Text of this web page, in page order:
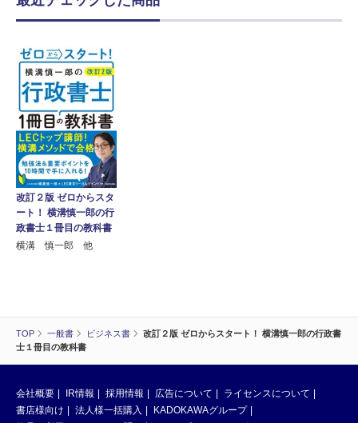
TOP 一般書 ビジネス書
改訂２版 ゼロからスタート！ 横溝慎一郎の行政書
士１冊目の教科書
改訂２版 ゼロからスタ
ート！ 横溝慎一郎の行
政書士１冊目の教科書
横溝 慎一郎 他
会社概要 IR情報 採用情報 広告について
ライセンスについて
書店様向け
法人様一括購入
KADOKAWAグループ